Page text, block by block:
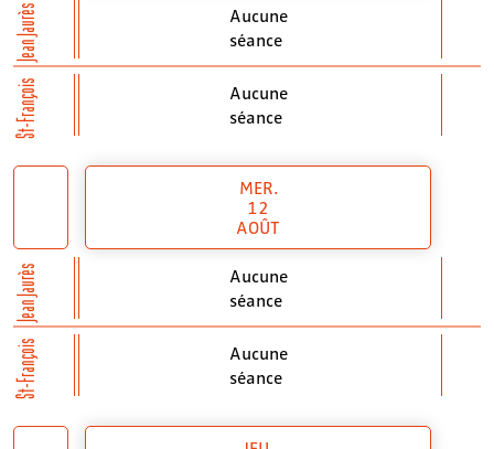
Jean Jaurès
St-François
Aucune
séance
Aucune
séance
Jean Jaurès
St-François
MER.
12
AOÛT
Aucune
séance
Aucune
séance